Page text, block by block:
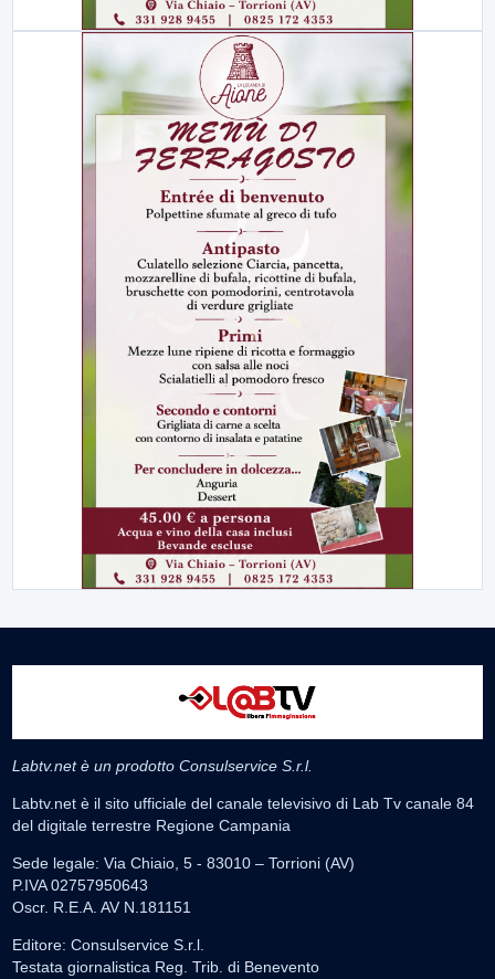
Labtv.net è un prodotto Consulservice S.r.l.
Labtv.net è il sito ufficiale del canale televisivo di Lab Tv canale 84
del digitale terrestre Regione Campania
Sede legale: Via Chiaio, 5 - 83010 – Torrioni (AV)
P.IVA 02757950643
Oscr. R.E.A. AV N.181151
Editore: Consulservice S.r.l.
Testata giornalistica Reg. Trib. di Benevento